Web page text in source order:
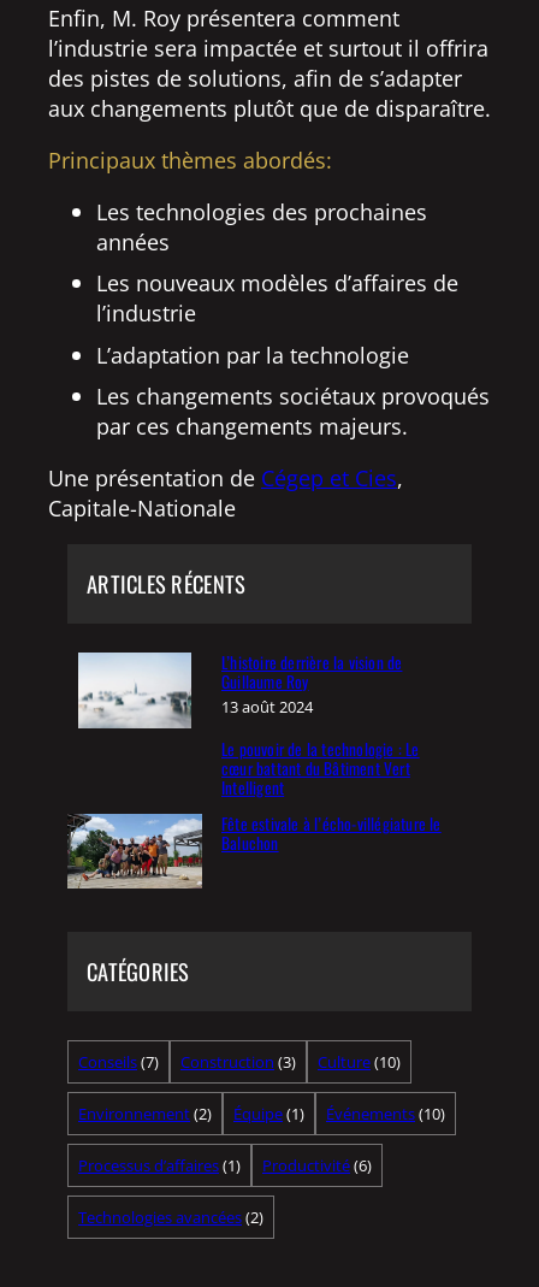
Enfin, M. Roy présentera comment
l’industrie sera impactée et surtout il offrira
des pistes de solutions, afin de s’adapter
aux changements plutôt que de disparaître.
Principaux thèmes abordés:
Les technologies des prochaines
années
Les nouveaux modèles d’affaires de
l’industrie
L’adaptation par la technologie
Les changements sociétaux provoqués
par ces changements majeurs.
Une présentation de Cégep et Cies,
Capitale-Nationale
ARTICLES RÉCENTS
L’histoire derrière la vision de
Guillaume Roy
13 août 2024
Le pouvoir de la technologie : Le
cœur battant du Bâtiment Vert
Intelligent
Fête estivale à l’écho-villégiature le
Baluchon
CATÉGORIES
Conseils(7) Construction (3) Culture(10)
Environnement(2) Équipe(1) Événements(10)
Processus d’affaires(1) Productivité(6)
Technologies avancées(2)